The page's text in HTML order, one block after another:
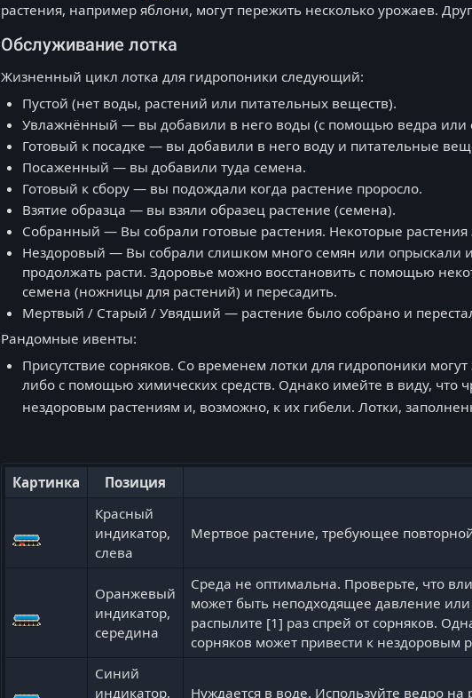
растения, например яблони, могут пережить несколько урожаев.
Обслуживание лотка
Жизненный цикл лотка для гидропоники следующий:
Пустой (нет воды, растений или питательных веществ).
Увлажнённый — вы добавили в него воды (с помощью ведра или
Готовый к посадке — вы добавили в него воду и питательные
Посаженный — вы добавили туда семена.
Готовый к сбору — вы подождали когда растение проросло.
Взятие образца — вы взяли образец растение (семена).
Собранный — Вы собрали готовые растения. Некоторые растения
Нездоровый — Вы собрали слишком много семян или опрыскали
продолжать расти. Здоровье можно восстановить с помощью
семена (ножницы для растений) и пересадить.
Мертвый / Старый / Увядший — растение было собрано и
Рандомные ивенты:
Присутствие сорняков. Со временем лотки для гидропоники
либо с помощью химических средств. Однако имейте в виду, что
нездоровым растениям и, возможно, к их гибели. Лотки,
Картинка Позиция
Красный
индикатор,
слева
Мертвое растение, требующее
Оранжевый
индикатор,
середина
Среда не оптимальна. Проверьте, что
может быть неподходящее давление или
распылите [1] раз спрей от сорняков.
сорняков может привести к нездоровым
Синий
индикатор,
Нуждается в воде. Используйте ведро